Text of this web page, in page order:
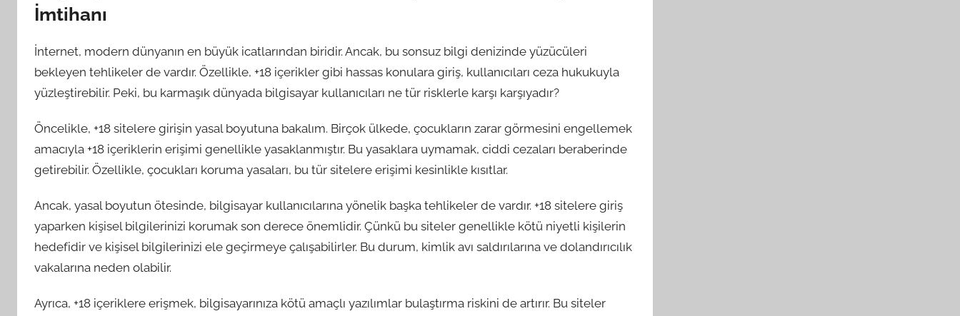
İmtihanı
İnternet, modern dünyanın en büyük icatlarından biridir. Ancak, bu sonsuz bilgi denizinde yüzücüleri
bekleyen tehlikeler de vardır. Özellikle, +18 içerikler gibi hassas konulara giriş, kullanıcıları ceza hukukuyla
yüzleştirebilir. Peki, bu karmaşık dünyada bilgisayar kullanıcıları ne tür risklerle karşı karşıyadır?
Öncelikle, +18 sitelere girişin yasal boyutuna bakalım. Birçok ülkede, çocukların zarar görmesini engellemek
amacıyla +18 içeriklerin erişimi genellikle yasaklanmıştır. Bu yasaklara uymamak, ciddi cezaları beraberinde
getirebilir. Özellikle, çocukları koruma yasaları, bu tür sitelere erişimi kesinlikle kısıtlar.
Ancak, yasal boyutun ötesinde, bilgisayar kullanıcılarına yönelik başka tehlikeler de vardır. +18 sitelere giriş
yaparken kişisel bilgilerinizi korumak son derece önemlidir. Çünkü bu siteler genellikle kötü niyetli kişilerin
hedefidir ve kişisel bilgilerinizi ele geçirmeye çalışabilirler. Bu durum, kimlik avı saldırılarına ve dolandırıcılık
vakalarına neden olabilir.
Ayrıca, +18 içeriklere erişmek, bilgisayarınıza kötü amaçlı yazılımlar bulaştırma riskini de artırır. Bu siteler